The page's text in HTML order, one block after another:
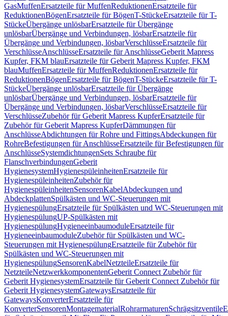
GasMuffenErsatzteile für MuffenReduktionenErsatzteile für
ReduktionenBögenErsatzteile für BögenT-StückeErsatzteile für T-
StückeÜbergänge unlösbarErsatzteile für Übergänge
unlösbarÜbergänge und Verbindungen, lösbarErsatzteile für
Übergänge und Verbindungen, lösbarVerschlüsseErsatzteile für
VerschlüsseAnschlüsseErsatzteile für AnschlüsseGeberit Mapress
Kupfer, FKM blauErsatzteile für Geberit Mapress Kupfer, FKM
blauMuffenErsatzteile für MuffenReduktionenErsatzteile für
ReduktionenBögenErsatzteile für BögenT-StückeErsatzteile für T-
StückeÜbergänge unlösbarErsatzteile für Übergänge
unlösbarÜbergänge und Verbindungen, lösbarErsatzteile für
Übergänge und Verbindungen, lösbarVerschlüsseErsatzteile für
VerschlüsseZubehör für Geberit Mapress KupferErsatzteile für
Zubehör für Geberit Mapress KupferDämmungen für
AnschlüsseAbdichtungen für Rohre und FittingsAbdeckungen für
RohreBefestigungen für AnschlüsseErsatzteile für Befestigungen für
AnschlüsseSystemdichtungenSets Schraube für
FlanschverbindungenGeberit
HygienesystemHygienespüleinheitenErsatzteile für
HygienespüleinheitenZubehör für
HygienespüleinheitenSensorenKabelAbdeckungen und
AbdeckplattenSpülkästen und WC-Steuerungen mit
HygienespülungErsatzteile für Spülkästen und WC-Steuerungen mit
HygienespülungUP-Spülkästen mit
HygienespülungHygieneeinbaumoduleErsatzteile für
HygieneeinbaumoduleZubehör für Spülkästen und WC-
Steuerungen mit HygienespülungErsatzteile für Zubehör für
Spülkästen und WC-Steuerungen mit
HygienespülungSensorenKabelNetzteileErsatzteile für
NetzteileNetzwerkkomponentenGeberit Connect Zubehör für
Geberit HygienesystemErsatzteile für Geberit Connect Zubehör für
Geberit HygienesystemGatewaysErsatzteile für
GatewaysKonverterErsatzteile für
KonverterSensorenMontagematerialRohrarmaturenSchrägsitzventile